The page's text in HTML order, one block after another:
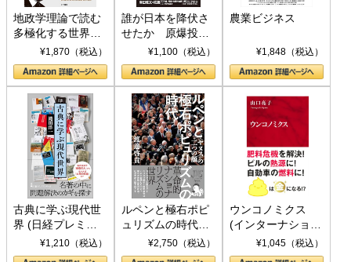
地政学理論で読む
多極化する世界：
トランプとBRICS
の挑戦
¥1,870（税込）
誰が日本を降伏さ
せたか 原爆投
下、ソ連参戦、そ
して聖断 (PHP新
書)
¥1,100（税込）
農業ビジネス
¥1,848（税込）
古典に学ぶ現代世
界 (日経プレミア
シリーズ)¥1,210（税込）
ルペンと極右ポピ
ュリズムの時代：
〈ヤヌス〉の二つ
の顔
¥2,750（税込）
ウンコノミクス
(インターナショナ
ル新書)¥1,045（税込）